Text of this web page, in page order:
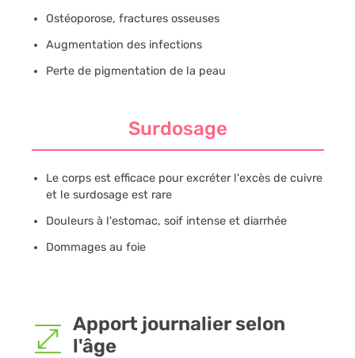
Ostéoporose, fractures osseuses
Augmentation des infections
Perte de pigmentation de la peau
Surdosage
Le corps est efficace pour excréter l'excès de cuivre
et le surdosage est rare
Douleurs à l'estomac, soif intense et diarrhée
Dommages au foie
Apport journalier selon
l'âge